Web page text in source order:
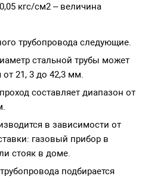
кгс/см2 – величина
трубопровода следующие.
стальной трубы может
от 21, 3 до 42,3 мм.
составляет диапазон от
в зависимости от
газовый прибор в
стояк в доме.
подбирается